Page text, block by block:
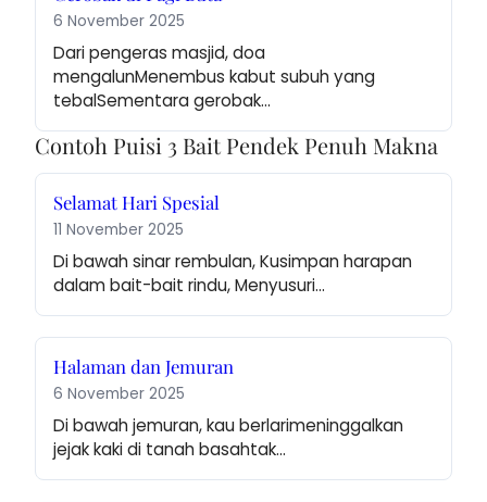
6 November 2025
Dari pengeras masjid, doa
mengalunMenembus kabut subuh yang
tebalSementara gerobak…
Contoh Puisi 3 Bait Pendek Penuh Makna
Selamat Hari Spesial
11 November 2025
Di bawah sinar rembulan, Kusimpan harapan
dalam bait-bait rindu, Menyusuri…
Halaman dan Jemuran
6 November 2025
Di bawah jemuran, kau berlarimeninggalkan
jejak kaki di tanah basahtak…